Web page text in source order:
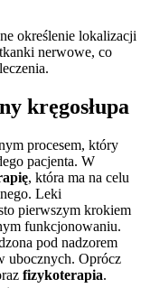
określenie lokalizacji
nerwowe, co
kręgosłupa
procesem, który
pacjenta. W
, która ma na celu
Leki
pierwszym krokiem
funkcjonowaniu.
pod nadzorem
ubocznych. Oprócz
fizykoterapia.